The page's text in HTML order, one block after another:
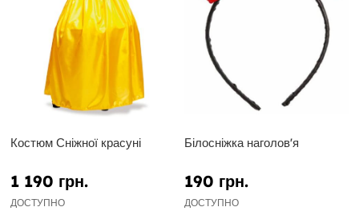
Костюм Сніжної красуні
1 190 грн.
ДОСТУПНО
Білосніжка наголов'я
190 грн.
ДОСТУПНО